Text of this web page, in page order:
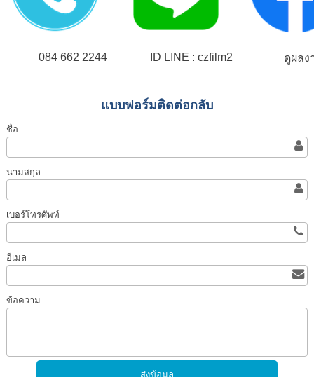
084 662 2244 ID LINE : czfilm2 ดูผลง
แบบฟอร์มติดต่อกลับ
ชื่อ
นามสกุล
เบอร์โทรศัพท์
อีเมล
ข้อความ